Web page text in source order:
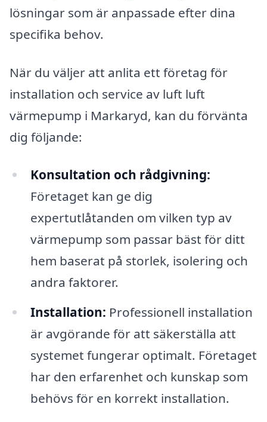
lösningar som är anpassade efter dina
specifika behov.
När du väljer att anlita ett företag för
installation och service av luft luft
värmepump i Markaryd, kan du förvänta
dig följande:
Konsultation och rådgivning:
Företaget kan ge dig
expertutlåtanden om vilken typ av
värmepump som passar bäst för ditt
hem baserat på storlek, isolering och
andra faktorer.
Installation: Professionell installation
är avgörande för att säkerställa att
systemet fungerar optimalt. Företaget
har den erfarenhet och kunskap som
behövs för en korrekt installation.